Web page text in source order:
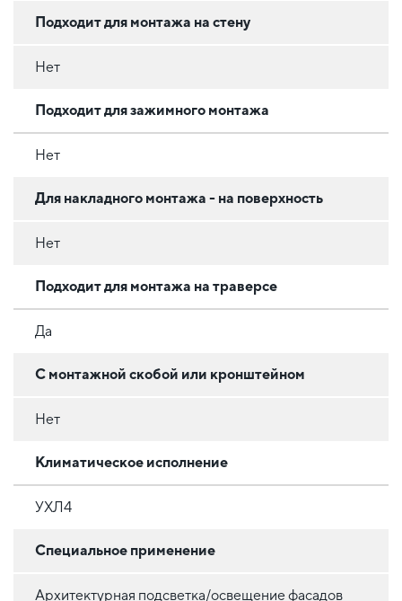
Подходит для монтажа на стену
Нет
Подходит для зажимного монтажа
Нет
Для накладного монтажа - на поверхность
Нет
Подходит для монтажа на траверсе
Да
С монтажной скобой или кронштейном
Нет
Климатическое исполнение
УХЛ4
Специальное применение
Архитектурная подсветка/освещение фасадов